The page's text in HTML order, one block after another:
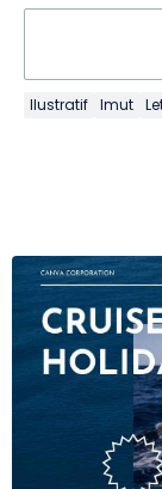
Ilustratif Imut